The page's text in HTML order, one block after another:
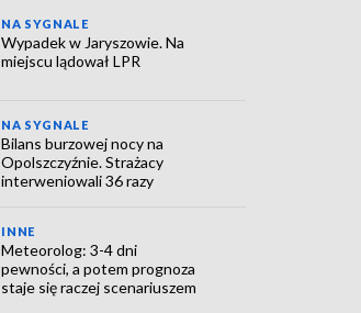
NA SYGNALE
Wypadek w Jaryszowie. Na
miejscu lądował LPR
NA SYGNALE
Bilans burzowej nocy na
Opolszczyźnie. Strażacy
interweniowali 36 razy
INNE
Meteorolog: 3-4 dni
pewności, a potem prognoza
staje się raczej scenariuszem